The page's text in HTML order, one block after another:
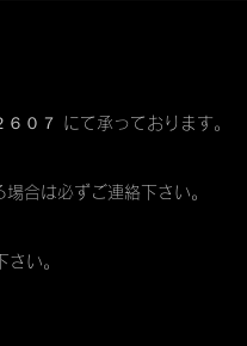
０７ にて承っております。
合は必ずご連絡下さい。
さい。